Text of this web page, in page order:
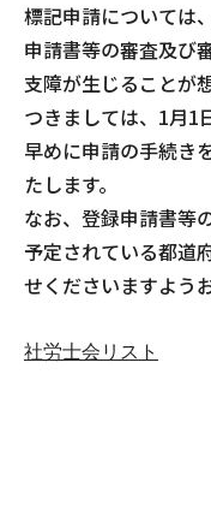
標記申請については
申請書等の審査及び
支障が生じることが
つきましては、1月1
早めに申請の手続き
たします。
なお、登録申請書等
予定されている都道
せくださいますよう
社労士会リスト